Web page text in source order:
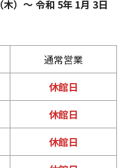
）～ 令和 5年 1月 3日
通常営業
休館日
休館日
休館日